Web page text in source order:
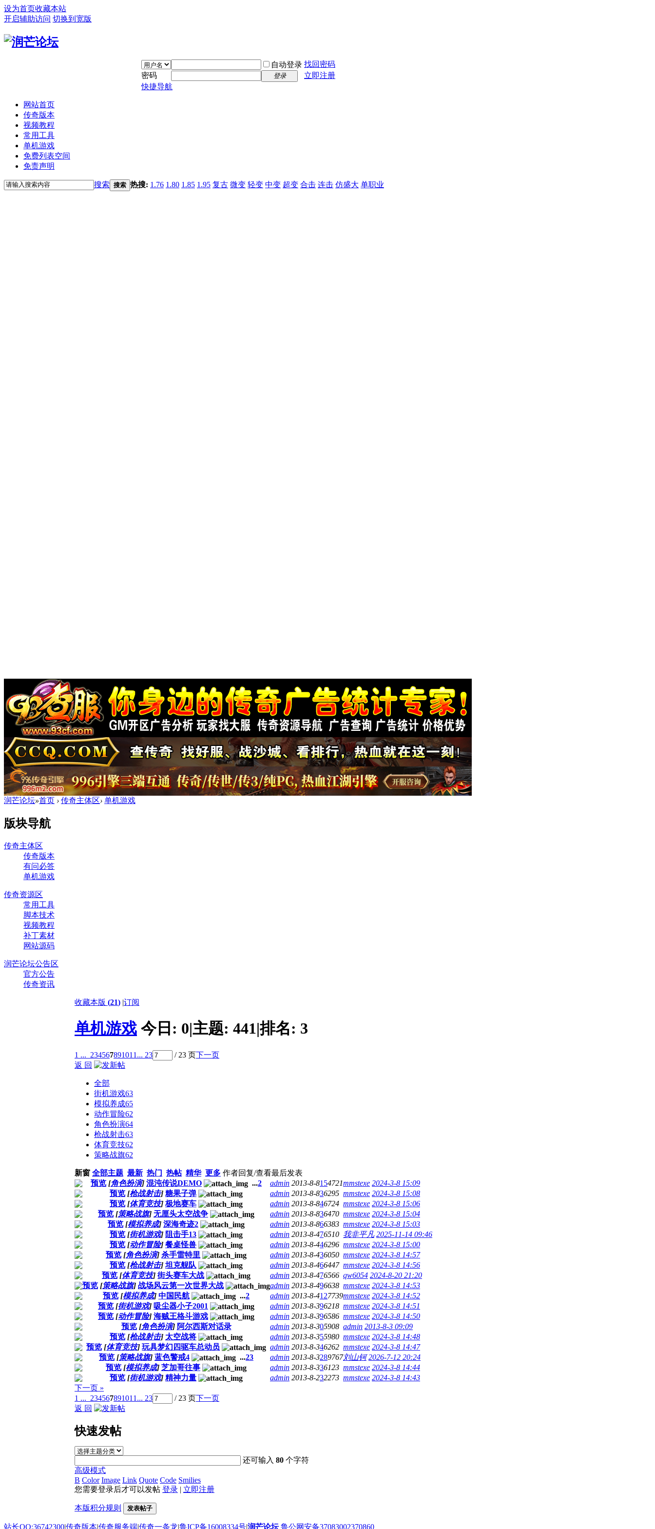
设为首页收藏本站
开启辅助访问 切换到宽版
自动登录 找回密码
密码
登录
立即注册
快捷导航
网站首页
传奇版本
视频教程
常用工具
单机游戏
免费列表空间
免责声明
搜索 搜索 热搜: 1.76 1.80 1.85 1.95 复古 微变 轻变 中变 超变 合击 连击 仿盛大 单职业
润芒论坛»首页 › 传奇主体区› 单机游戏
版块导航
传奇主体区
传奇版本
有问必答
单机游戏
传奇资源区
常用工具
脚本技术
视频教程
补丁素材
网站源码
润芒论坛公告区
官方公告
传奇资讯
收藏本版 (21) |订阅
单机游戏 今日: 0|主题: 441|排名: 3
1 ... 234567891011 ... 23 / 23 页下一页
返 回
全部
街机游戏63
模拟养成65
动作冒险62
角色扮演64
枪战射击63
体育竞技62
策略战旗62
新窗 全部主题 最新 热门 热帖 精华 更多 作者回复/查看最后发表
预览 [角色扮演] 混沌传说DEMO ...2 admin 2013-8-8154721mmstexe 2024-3-8 15:09
预览 [枪战射击] 糖果子弹 admin 2013-8-836295 mmstexe 2024-3-8 15:08
预览 [体育竞技] 极地赛车 admin 2013-8-846724 mmstexe 2024-3-8 15:06
预览 [策略战旗] 无厘头太空战争 admin 2013-8-836470 mmstexe 2024-3-8 15:04
预览 [模拟养成] 深海奇迹2 admin 2013-8-866383 mmstexe 2024-3-8 15:03
预览 [街机游戏] 阻击手13 admin 2013-8-476510 我非平凡 2025-11-14 09:46
预览 [动作冒险] 餐桌怪兽 admin 2013-8-446296 mmstexe 2024-3-8 15:00
预览 [角色扮演] 杀手雷特里 admin 2013-8-436050 mmstexe 2024-3-8 14:57
预览 [枪战射击] 坦克舰队 admin 2013-8-466447 mmstexe 2024-3-8 14:56
预览 [体育竞技] 街头赛车大战 admin 2013-8-476566 qw6054 2024-8-20 21:20
预览 [策略战旗] 战场风云第一次世界大战 admin 2013-8-496638 mmstexe 2024-3-8 14:53
预览 [模拟养成] 中国民航 ...2 admin 2013-8-4127739mmstexe 2024-3-8 14:52
预览 [街机游戏] 吸尘器小子2001 admin 2013-8-396218 mmstexe 2024-3-8 14:51
预览 [动作冒险] 海贼王格斗游戏 admin 2013-8-396586 mmstexe 2024-3-8 14:50
预览 [角色扮演] 阿尔西斯对话录 admin 2013-8-305908 admin 2013-8-3 09:09
预览 [枪战射击] 太空战将 admin 2013-8-355980 mmstexe 2024-3-8 14:48
预览 [体育竞技] 玩具梦幻四驱车总动员 admin 2013-8-346262 mmstexe 2024-3-8 14:47
预览 [策略战旗] 蓝色警戒4 ...23 admin 2013-8-3289767刘山钶 2026-7-12 20:24
预览 [模拟养成] 芝加哥往事 admin 2013-8-336123 mmstexe 2024-3-8 14:44
预览 [街机游戏] 精神力量 admin 2013-8-232273 mmstexe 2024-3-8 14:43
下一页 »
1 ... 234567891011 ... 23 / 23 页下一页
返 回
快速发帖
还可输入80 个字符
高级模式
B Color Image Link Quote Code Smilies
您需要登录后才可以发帖 登录 | 立即注册
本版积分规则 发表帖子
站长QQ:36742300|传奇版本|传奇服务端|传奇一条龙|鲁ICP备16008334号|润芒论坛 鲁公网安备37083002370860